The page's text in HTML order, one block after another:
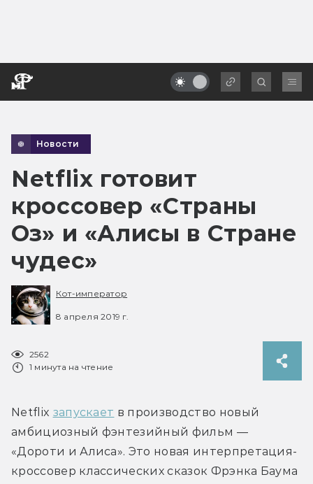
Новости
Netflix готовит
кроссовер «Страны
Оз» и «Алисы в Стране
чудес»
Кот-император
8 апреля 2019 г.
2562
1 минута на чтение
Netflix запускает в производство новый
амбициозный фэнтезийный фильм —
«Дороти и Алиса». Это новая интерпретация-
кроссовер классических сказок Фрэнка Баума